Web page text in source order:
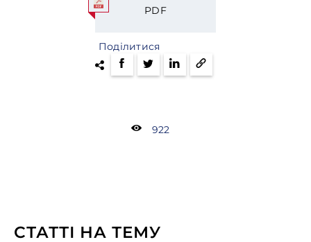
PDF
Поділитися
922
СТАТТІ НА ТЕМУ